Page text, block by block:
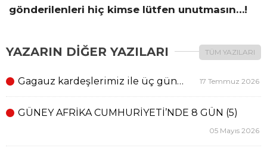
gönderilenleri hiç kimse lütfen unutmasın…!
YAZARIN DİĞER YAZILARI TÜM YAZILARI
Gagauz kardeşlerimiz ile üç gün… 17 Temmuz 2026
GÜNEY AFRİKA CUMHURİYETİ’NDE 8 GÜN (5)
05 Mayıs 2026